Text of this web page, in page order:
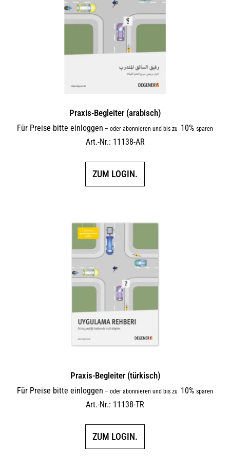
Praxis-Begleiter (arabisch)
Für Preise bitte einloggen – oder abonnieren und bis zu 10% sparen
Art.-Nr.: 11138-AR
ZUM LOGIN.
Praxis-Begleiter (türkisch)
Für Preise bitte einloggen – oder abonnieren und bis zu 10% sparen
Art.-Nr.: 11138-TR
ZUM LOGIN.